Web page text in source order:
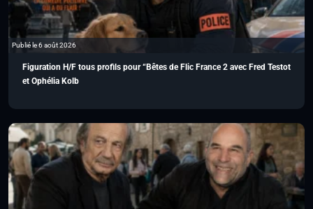
Publié le 6 août 2026
Figuration H/F tous profils pour “Bêtes de Flic France 2 avec Fred Testot
et Ophélia Kolb